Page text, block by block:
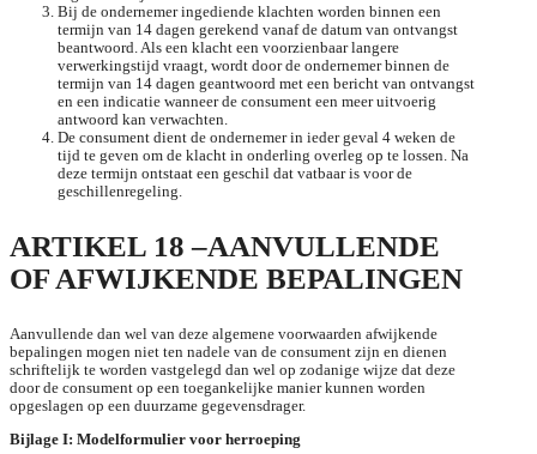
Bij de ondernemer ingediende klachten worden binnen een
termijn van 14 dagen gerekend vanaf de datum van ontvangst
beantwoord. Als een klacht een voorzienbaar langere
verwerkingstijd vraagt, wordt door de ondernemer binnen de
termijn van 14 dagen geantwoord met een bericht van ontvangst
en een indicatie wanneer de consument een meer uitvoerig
antwoord kan verwachten.
De consument dient de ondernemer in ieder geval 4 weken de
tijd te geven om de klacht in onderling overleg op te lossen. Na
deze termijn ontstaat een geschil dat vatbaar is voor de
geschillenregeling.
ARTIKEL 18 –AANVULLENDE
OF AFWIJKENDE BEPALINGEN
Aanvullende dan wel van deze algemene voorwaarden afwijkende
bepalingen mogen niet ten nadele van de consument zijn en dienen
schriftelijk te worden vastgelegd dan wel op zodanige wijze dat deze
door de consument op een toegankelijke manier kunnen worden
opgeslagen op een duurzame gegevensdrager.
Bijlage I: Modelformulier voor herroeping